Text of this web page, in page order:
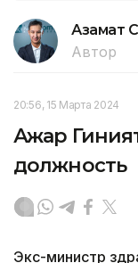
Азамат
Автор
20:56, 15 Марта 2024
Ажар
должность
Экс-министр